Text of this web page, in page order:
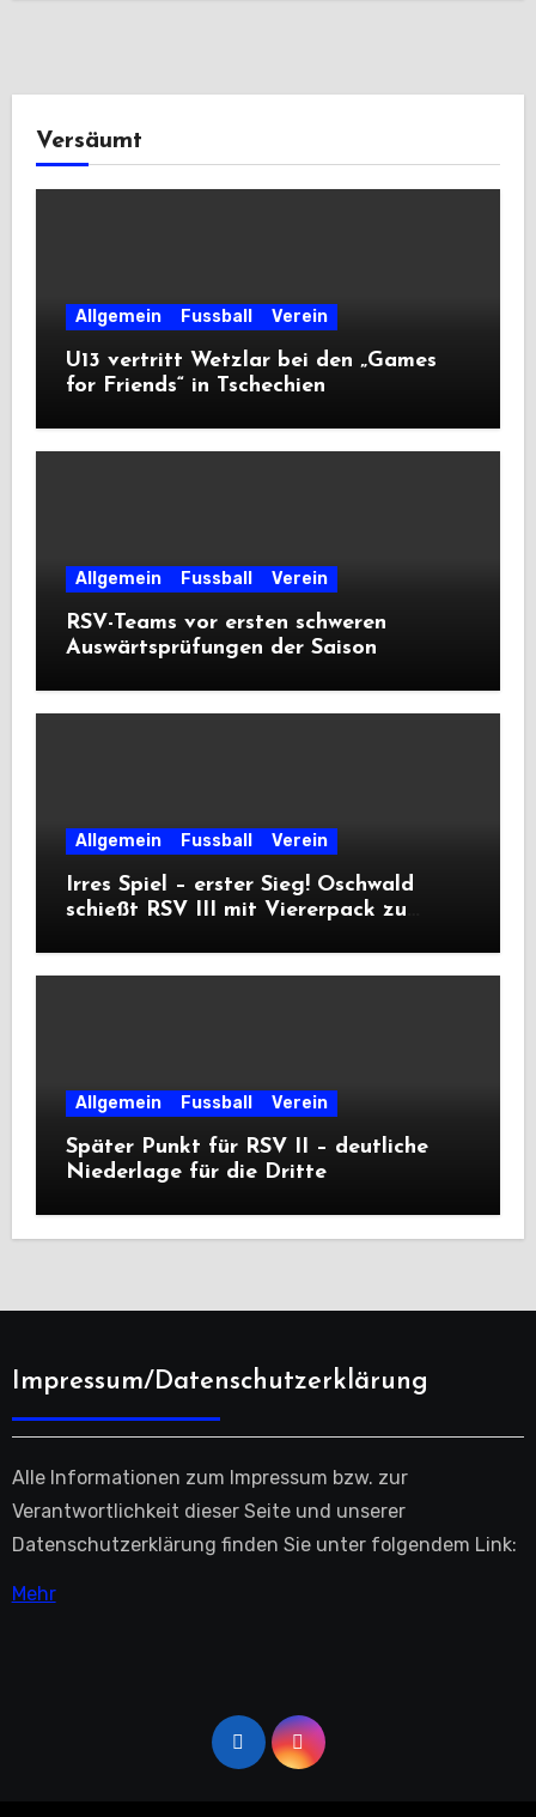
Versäumt
Allgemein Fussball Verein
U13 vertritt Wetzlar bei den „Games
for Friends“ in Tschechien
Allgemein Fussball Verein
RSV-Teams vor ersten schweren
Auswärtsprüfungen der Saison
Allgemein Fussball Verein
Irres Spiel – erster Sieg! Oschwald
schießt RSV III mit Viererpack zu
Allgemein Fussball Verein
Später Punkt für RSV II – deutliche
Niederlage für die Dritte
Impressum/Datenschutzerklärung
Alle Informationen zum Impressum bzw. zur
Verantwortlichkeit dieser Seite und unserer
Datenschutzerklärung finden Sie unter folgendem Link:
Mehr